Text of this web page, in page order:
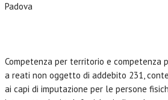
Padova
Competenza per territorio e competenza
a reati non oggetto di addebito 231,
ai capi di imputazione per le persone